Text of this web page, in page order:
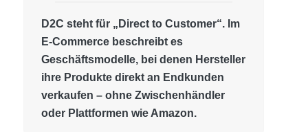
D2C steht für „Direct to Customer“. Im
E-Commerce beschreibt es
Geschäftsmodelle, bei denen Hersteller
ihre Produkte direkt an Endkunden
verkaufen – ohne Zwischenhändler
oder Plattformen wie Amazon.